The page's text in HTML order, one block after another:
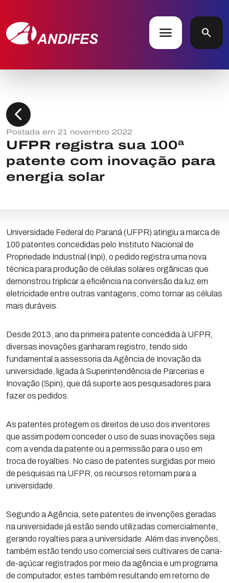
menu search
chevron_left
Postada em 21 novembro 2022
UFPR registra sua 100ª
patente com inovação para
energia solar
Universidade Federal do Paraná (UFPR) atingiu a marca de
100 patentes concedidas pelo Instituto Nacional de
Propriedade Industrial (Inpi), o pedido registra uma nova
técnica para produção de células solares orgânicas que
demonstrou triplicar a eficiência na conversão da luz em
eletricidade entre outras vantagens, como tornar as células
mais duráveis.
Desde 2013, ano da primeira patente concedida à UFPR,
diversas inovações ganharam registro, tendo sido
fundamental a assessoria da Agência de Inovação da
universidade, ligada à Superintendência de Parcerias e
Inovação (Spin), que dá suporte aos pesquisadores para
fazer os pedidos.
As patentes protegem os direitos de uso dos inventores
que assim podem conceder o uso de suas inovações seja
com a venda da patente ou a permissão para o uso em
troca de royalties. No caso de patentes surgidas por meio
de pesquisas na UFPR, os recursos retornam para a
universidade.
Segundo a Agência, sete patentes de invenções geradas
na universidade já estão sendo utilizadas comercialmente,
gerando royalties para a universidade. Além das invenções,
também estão tendo uso comercial seis cultivares de cana-
de-açúcar registrados por meio da agência e um programa
de computador, estes também resultando em retorno de